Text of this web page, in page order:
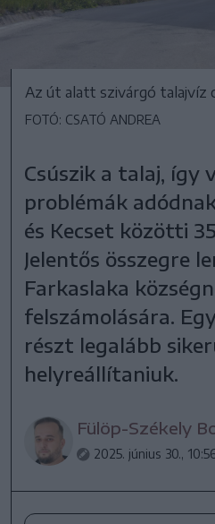
Az út alatt szivárgó talajvíz
FOTÓ: CSATÓ ANDREA
Csúszik a talaj, így
problémák
és Kecset közötti
Jelentős összegre
Farkaslaka
felszámolására.
részt legalább
helyreállítaniuk.
Fülöp-Székely
2025. június 30.,